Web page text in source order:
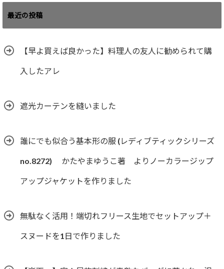
最近の投稿
【早よ買えば良かった】料理人の友人に勧められて購
入したアレ
遮光カーテンを縫いました
誰にでも似合う基本形の服 (レディブティックシリーズ
no.8272) かたやまゆうこ著 よりノーカラージップ
アップジャケットを作りました
無駄なく活用！端切れフリース生地でセットアップ＋
スヌードを1日で作りました